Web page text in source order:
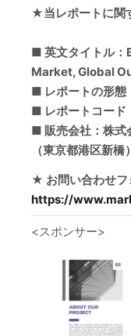
★当レポートに関
■ 英文タイトル
Market, Global
■ レポートの形態
■ レポートコー
■ 販売会社：株式
（東京都港区新橋）
★ お問い合わせ
https://
<スポンサー>